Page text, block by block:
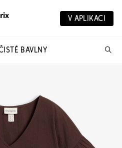
V APLIKACI
BAVLNY